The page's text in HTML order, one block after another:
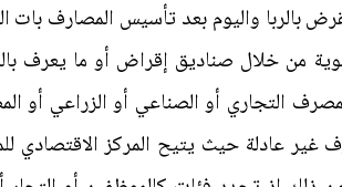
بالربا واليوم بعد تأسيس المصارف بات
من خلال صناديق إقراض أو ما يعرف
التجاري أو الصناعي أو الزراعي أو
غير عادلة حيث يتيح المركز